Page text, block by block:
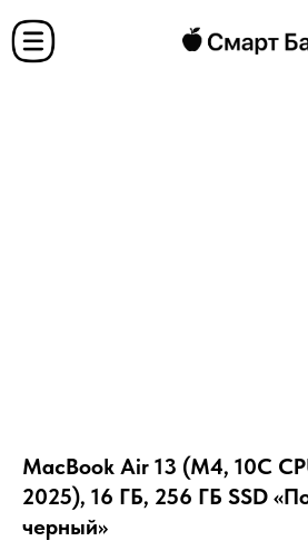
MacBook Air 13 (M4, 10C
2025), 16 ГБ, 256 ГБ SSD
черный»